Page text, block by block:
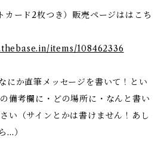
カード2枚つき）販売ページははこち
items/108462336
か直筆メッセージを書いて！とい
備考欄に・どの場所に・なんと書い
い（サインとかは書けません！あし
…）